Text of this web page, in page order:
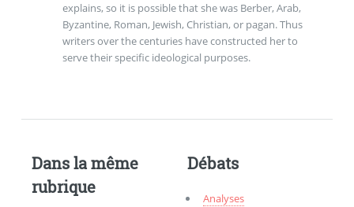
explains, so it is possible that she was Berber, Arab,
Byzantine, Roman, Jewish, Christian, or pagan. Thus
writers over the centuries have constructed her to
serve their specific ideological purposes.
Dans la même
rubrique
Débats
Analyses